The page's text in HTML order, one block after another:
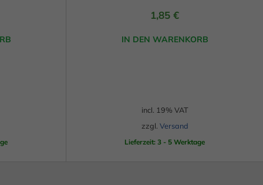
1,85 €
IN DEN WARENKORB
incl. 19% VAT
zzgl. Versand
Lieferzeit: 3 - 5 Werktage